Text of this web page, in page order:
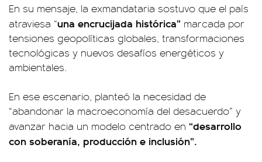
En su mensaje, la exmandataria sostuvo que el país
atraviesa “una encrucijada histórica” marcada por
tensiones geopolíticas globales, transformaciones
tecnológicas y nuevos desafíos energéticos y
ambientales.
En ese escenario, planteó la necesidad de
“abandonar la macroeconomía del desacuerdo” y
avanzar hacia un modelo centrado en “desarrollo
con soberanía, producción e inclusión”.